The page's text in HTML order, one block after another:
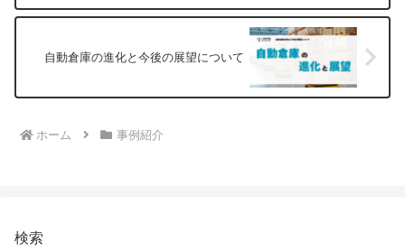
自動倉庫の進化と今後の展望について
ホーム 事例紹介
検索